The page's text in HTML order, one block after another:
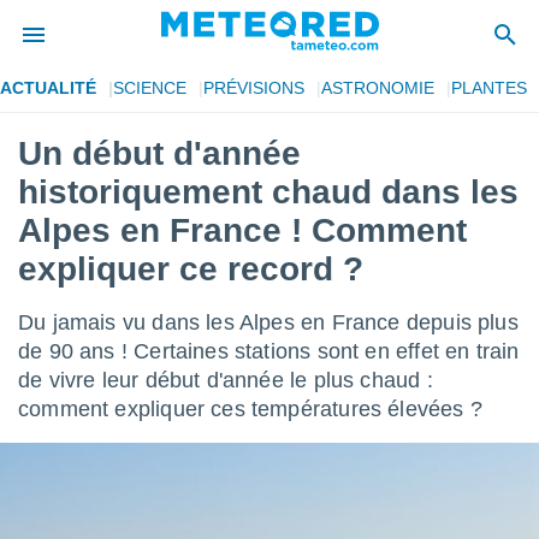
de
a
par
des
Vous
en
ACTUALITÉ SCIENCE PRÉVISIONS ASTRONOMIE PLANTES
Un début d'année
historiquement chaud dans les
Alpes en France ! Comment
expliquer ce record ?
Du jamais vu dans les Alpes en France depuis plus
de 90 ans ! Certaines stations sont en effet en train
de vivre leur début d'année le plus chaud :
comment expliquer ces températures élevées ?